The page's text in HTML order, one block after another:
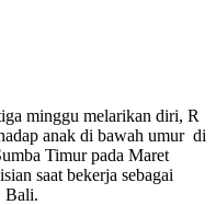
minggu melarikan diri, R
anak di bawah umur di
Timur pada Maret
saat bekerja sebagai
Bali.